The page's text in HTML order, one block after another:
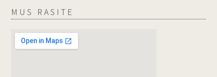
MUS RASITE